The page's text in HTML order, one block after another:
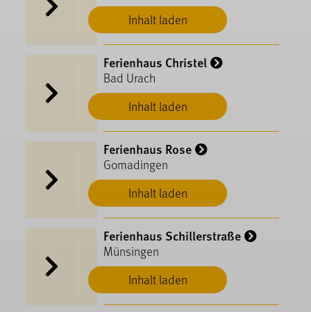
Inhalt laden
Inhalt laden
Ferienhaus Christel
Bad Urach
Inhalt laden
Ferienhaus Rose
Gomadingen
Inhalt laden
Ferienhaus Schillerstraße
Münsingen